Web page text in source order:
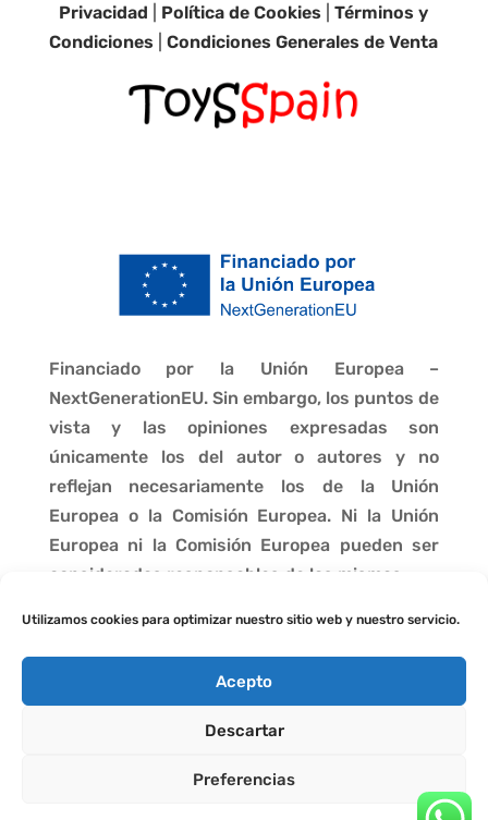
Utilizamos cookies para optimizar nuestro sitio web y nuestro servicio.
Acepto
Descartar
Preferencias
Privacidad
Política de Cookies |Términos y
Condiciones |Condiciones Generales de Venta
Financiado por la Unión Europea –
NextGenerationEU. Sin embargo, los puntos de
vista y las opiniones expresadas son
únicamente los del autor o autores y no
reflejan necesariamente los de la Unión
Europea o la Comisión Europea. Ni la Unión
Europea ni la Comisión Europea pueden ser
consideradas responsables de las mismas.